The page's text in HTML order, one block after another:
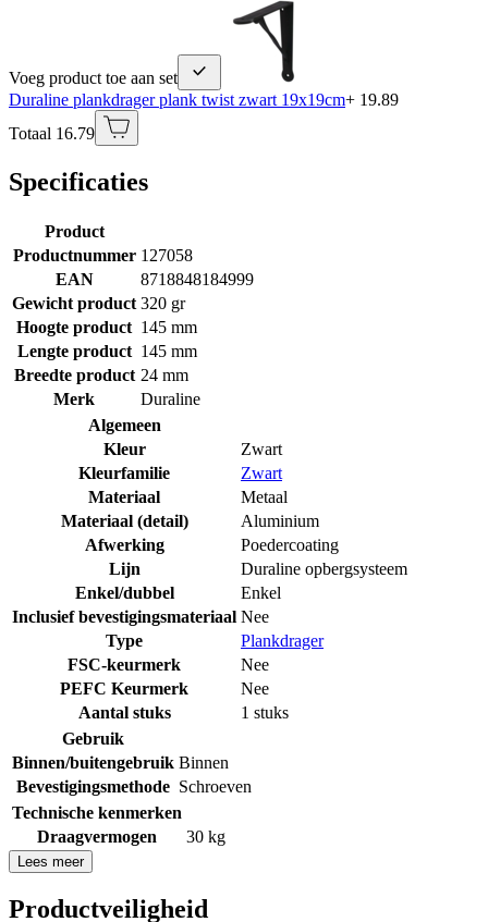
Voeg product toe aan set
Duraline plankdrager plank twist zwart 19x19cm+ 19.89
Totaal 16.79
Specificaties
Product
Productnummer 127058
EAN
8718848184999
Gewicht product 320 gr
Hoogte product 145 mm
Lengte product 145 mm
Breedte product 24 mm
Merk
Duraline
Algemeen
Kleur
Zwart
Kleurfamilie
Zwart
Materiaal
Metaal
Materiaal (detail)
Aluminium
Afwerking
Poedercoating
Lijn
Duraline opbergsysteem
Enkel/dubbel
Enkel
Inclusief bevestigingsmateriaal Nee
Type
Plankdrager
FSC-keurmerk
Nee
PEFC Keurmerk
Nee
Aantal stuks
1 stuks
Gebruik
Binnen/buitengebruik Binnen
Bevestigingsmethode Schroeven
Technische kenmerken
Draagvermogen
30 kg
Lees meer
Productveiligheid